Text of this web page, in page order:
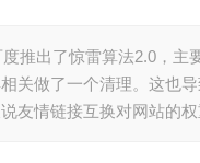
度推出了惊雷算法2.0，
关做了一个清理。这也
友情链接互换对网站的